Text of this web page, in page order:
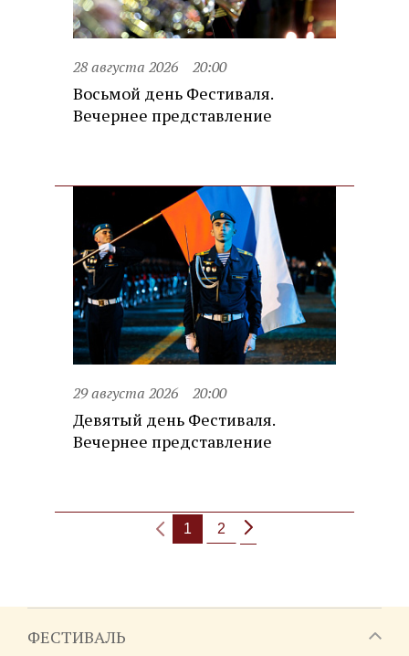
28 августа 2026 20:00
Восьмой день Фестиваля.
Вечернее представление
29 августа 2026 20:00
Девятый день Фестиваля.
Вечернее представление
1 2
ФЕСТИВАЛЬ